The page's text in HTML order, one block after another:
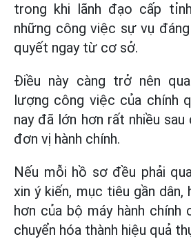
trong khi lãnh đạo cấp
những công việc sự vụ
quyết ngay từ cơ sở.
Điều này càng trở nên
lượng công việc của chính
nay đã lớn hơn rất nhiều
đơn vị hành chính.
Nếu mỗi hồ sơ đều phải
xin ý kiến, mục tiêu gần dân,
hơn của bộ máy hành chính
chuyển hóa thành hiệu quả